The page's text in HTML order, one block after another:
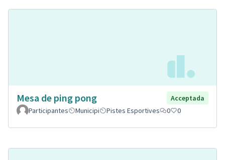
Mesa de ping pong
Acceptada
Participantes
Municipi Pistes Esportives 0 0